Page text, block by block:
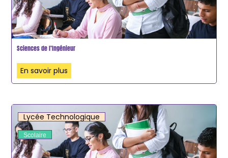
Sciences de l’Ingénieur
En savoir plus
Lycée Technologique
Scolaire